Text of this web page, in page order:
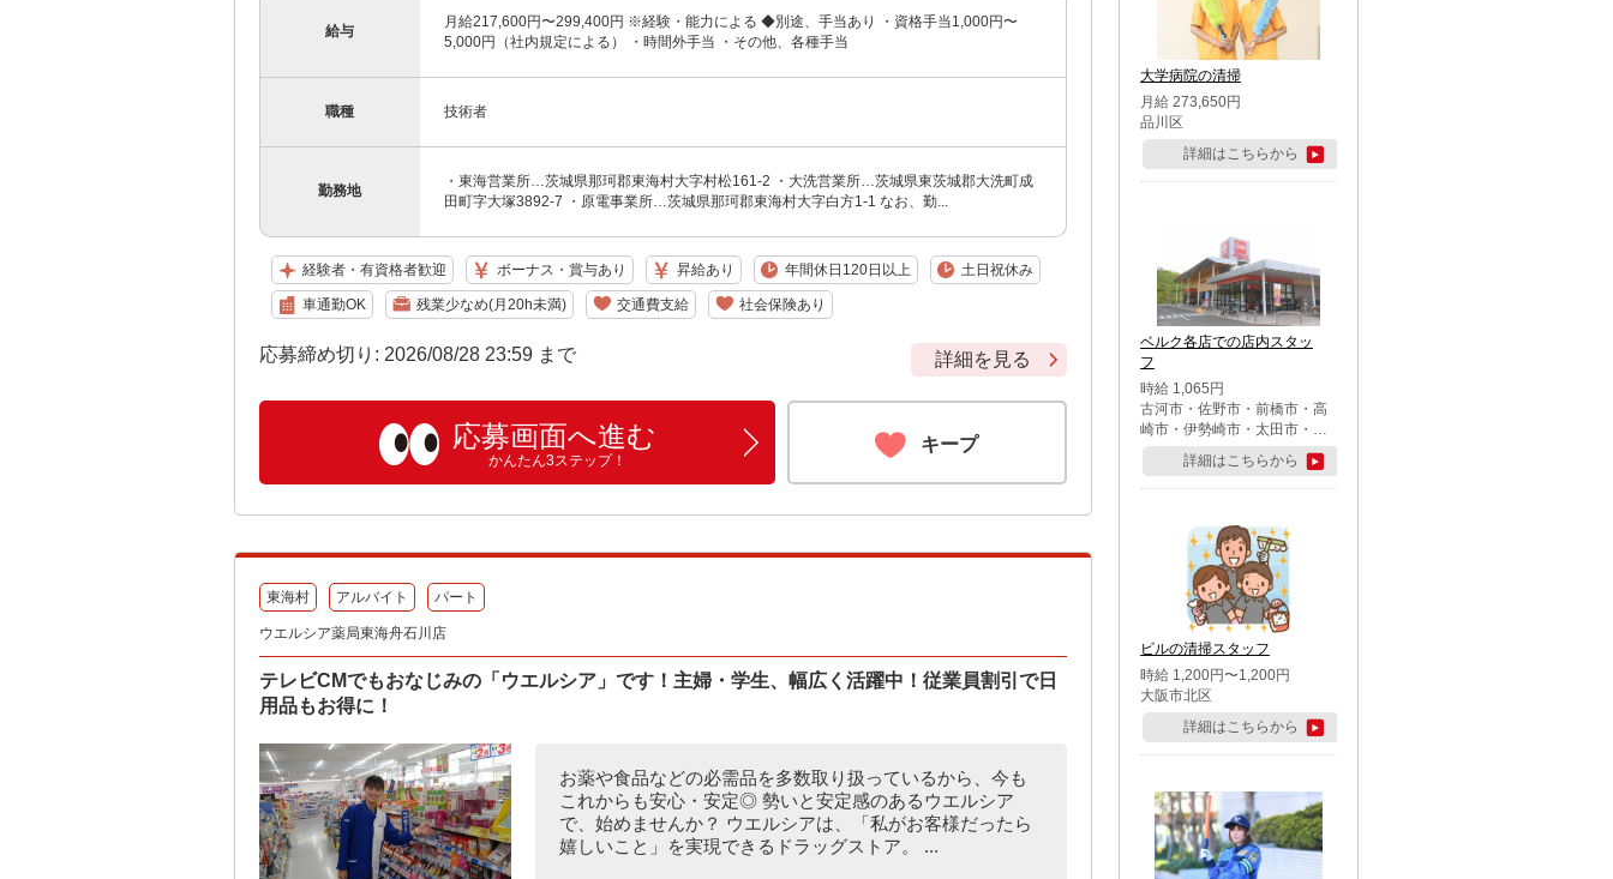
給与
月給217,600円〜299,400円 ※経験・能力による ◆別途、手当あり ・資格手当1,000円〜
5,000円（社内規定による） ・時間外手当 ・その他、各種手当
職種 技術者
勤務地
・東海営業所…茨城県那珂郡東海村大字村松161-2 ・大洗営業所…茨城県東茨城郡大洗町成
田町字大塚3892-7 ・原電事業所…茨城県那珂郡東海村大字白方1-1 なお、勤...
経験者・有資格者歓迎 ボーナス・賞与あり 昇給あり 年間休日120日以上 土日祝休み
車通勤OK 残業少なめ(月20h未満) 交通費支給 社会保険あり
応募締め切り: 2026/08/28 23:59 まで 詳細を見る
応募画面へ進む
かんたん3ステップ！
キープ
東海村 アルバイト パート
ウエルシア薬局東海舟石川店
テレビCMでもおなじみの「ウエルシア」です！主婦・学生、幅広く活躍中！従業員割引で日
用品もお得に！
お薬や食品などの必需品を多数取り扱っているから、今も
これからも安心・安定◎ 勢いと安定感のあるウエルシア
で、始めませんか？ ウエルシアは、「私がお客様だったら
嬉しいこと」を実現できるドラッグストア。 ...
大学病院の清掃
月給 273,650円
品川区
詳細はこちらから
ベルク各店での店内スタッ
フ
時給 1,065円
古河市・佐野市・前橋市・高
崎市・伊勢崎市・太田市・館
林市・藤岡市・大泉町・さい
たま市北区・川越市・熊谷
市・行田市・秩父市・所沢
市・鶴ケ島市・千葉市中央
区・市川市・松戸市・習志野
市・柏市・流山市・八千代
市・足立区・江戸川区・八王
子市・町田市
詳細はこちらから
ビルの清掃スタッフ
時給 1,200円〜1,200円
大阪市北区
詳細はこちらから